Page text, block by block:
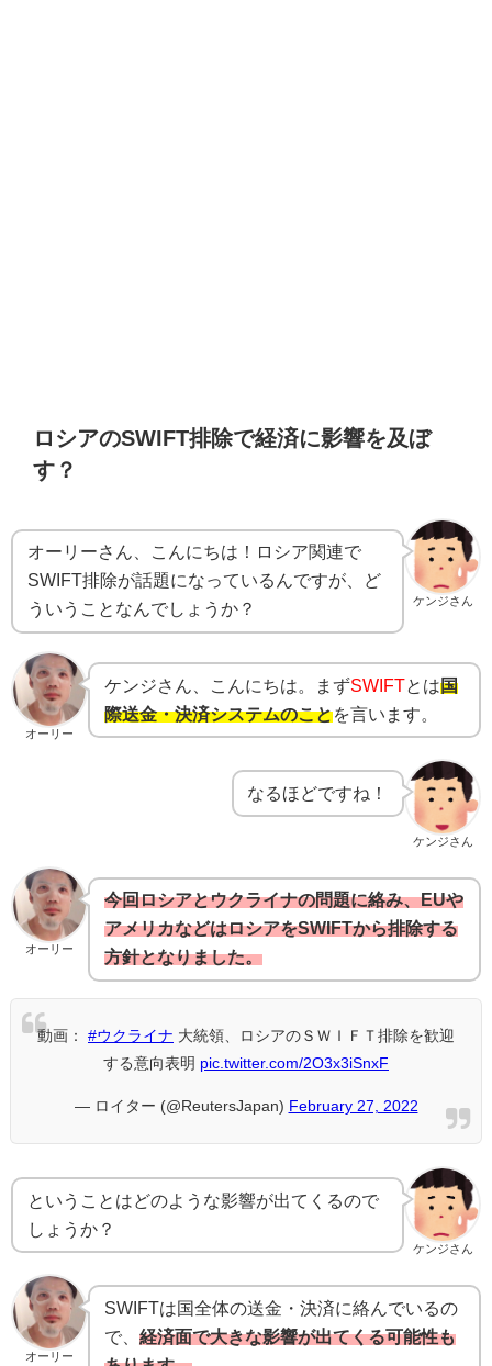
ロシアのSWIFT排除で経済に影響を及ぼ
す？
ケンジさん
オーリーさん、こんにちは！ロシア関連で
SWIFT排除が話題になっているんですが、ど
ういうことなんでしょうか？
オーリー
ケンジさん、こんにちは。まずSWIFTとは国
際送金・決済システムのことを言います。
ケンジさん
なるほどですね！
オーリー
今回ロシアとウクライナの問題に絡み、EUや
アメリカなどはロシアをSWIFTから排除する
方針となりました。
動画： #ウクライナ 大統領、ロシアのＳＷＩＦＴ排除を歓迎
する意向表明 pic.twitter.com/2O3x3iSnxF
— ロイター (@ReutersJapan) February 27, 2022
ケンジさん
ということはどのような影響が出てくるので
しょうか？
オーリー
SWIFTは国全体の送金・決済に絡んでいるの
で、 経済面で大きな影響が出てくる可能性も